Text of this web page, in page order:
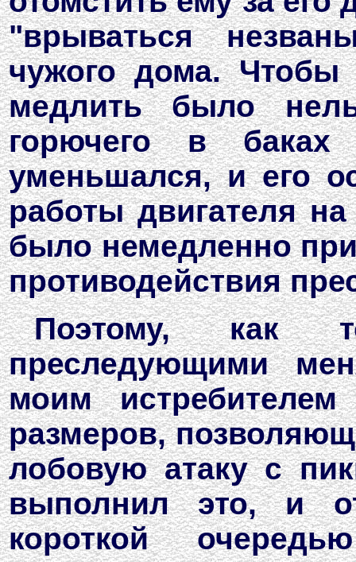
"врываться
чужого дома. Чтобы
медлить было
горючего в баках
уменьшался, и его
работы двигателя
было немедленно
противодействия
Поэтому, как
преследующими
моим
размеров,
лобовую атаку с
выполнил это, и
короткой